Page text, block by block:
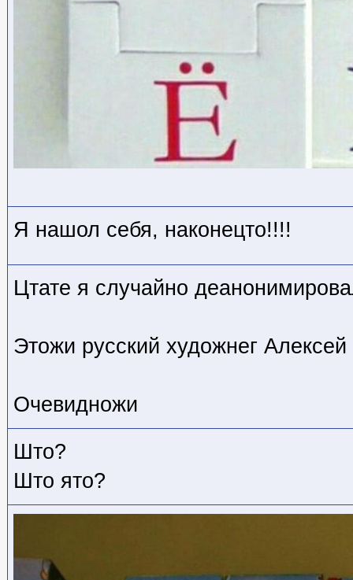
Я нашол себя, наконецто!!!!
Цтате я случайно
Этожи русский художнег Алексей
Очевидножи
Што?
Што ято?